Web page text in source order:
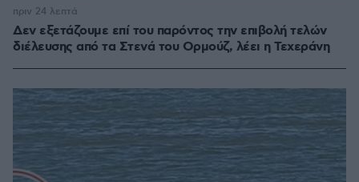
Δεν εξετάζουμε επί του παρόντος την επιβολή τελών
διέλευσης από τα Στενά του Ορμούζ, λέει η Τεχεράνη
πριν 24 λεπτά